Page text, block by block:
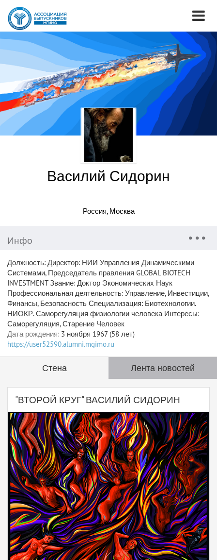
Василий Сидорин
Россия, Москва
Инфо
Должность: Директор: НИИ Управления Динамическими
Системами, Председатель правления GLOBAL BIOTECH
INVESTMENT Звание: Доктор Экономических Наук
Профессиональная деятельность: Управление, Инвестиции,
Финансы, Безопасность Специализация: Биотехнологии.
НИОКР. Саморегуляция физиологии человека Интересы:
Саморегуляция, Старение Человек
Дата рождения: 3 ноября 1967 (58 лет)
https://user52590.alumni.mgimo.ru
Стена Лента новостей
"ВТОРОЙ КРУГ" ВАСИЛИЙ СИДОРИН